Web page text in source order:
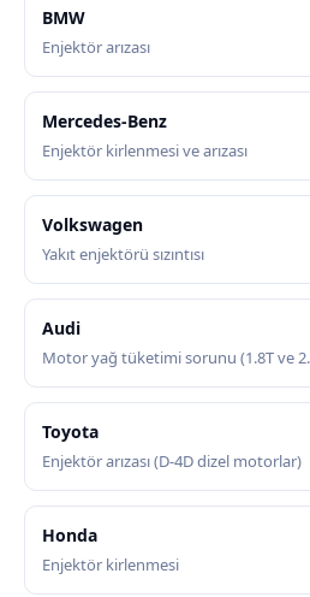
BMW
Enjektör arızası
Mercedes-Benz
Enjektör kirlenmesi ve arızası
Volkswagen
Yakıt enjektörü sızıntısı
Audi
Motor yağ tüketimi sorunu (1.8T ve
Toyota
Enjektör arızası (D-4D dizel motorlar)
Honda
Enjektör kirlenmesi